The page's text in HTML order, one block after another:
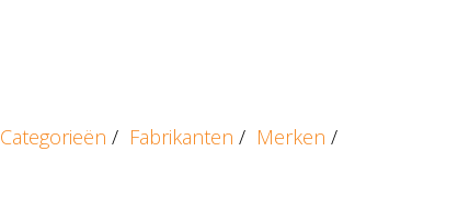
Categorieën / Fabrikanten / Merken /